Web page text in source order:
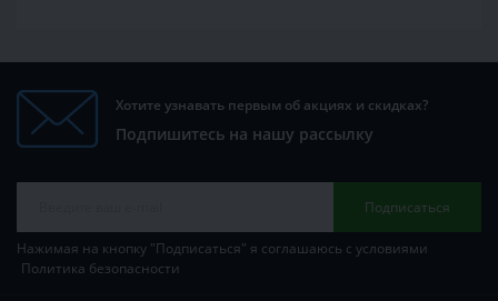
Хотите узнавать первым об акциях и скидках?
Подпишитесь на нашу рассылку
Подписаться
Нажимая на кнопку "Подписаться" я соглашаюсь с условиями
Политика безопасности